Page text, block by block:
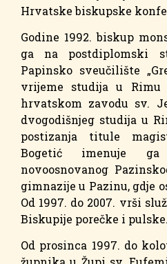
Hrvatske biskupske
Godine 1992. biskup
ga na postdiplomski
Papinsko sveučilište
vrijeme studija u Rimu
hrvatskom zavodu sv.
dvogodišnjeg studija u
postizanja titule
Bogetić imenuje
novoosnovanog
gimnazije u Pazinu, gdje
Od 1997. do 2007. vrši
Biskupije porečke i pulske.
Od prosinca 1997. do